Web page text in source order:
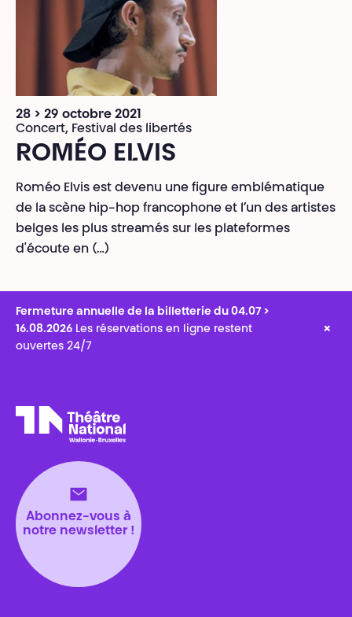
28 > 29 octobre 2021
Concert, Festival des libertés
ROMÉO ELVIS
Roméo Elvis est devenu une figure emblématique
de la scène hip-hop francophone et l’un des artistes
belges les plus streamés sur les plateformes
d'écoute en (…)
Fermeture annuelle de la billetterie du 04.07 >
16.08.2026 Les réservations en ligne restent
ouvertes 24/7
×
Abonnez-vous à
notre newsletter !